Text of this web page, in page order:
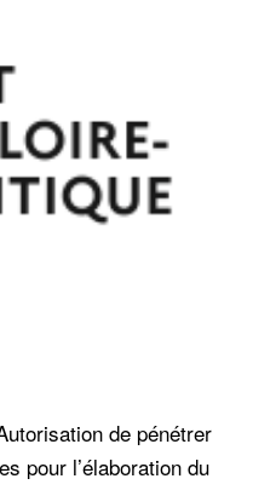
de pénétrer
pour l’élaboration du